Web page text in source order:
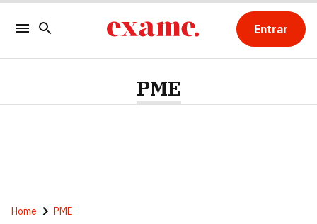
Entrar
PME
Home PME